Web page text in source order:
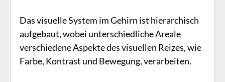
Das visuelle System im Gehirn ist hierarchisch
aufgebaut, wobei unterschiedliche Areale
verschiedene Aspekte des visuellen Reizes, wie
Farbe, Kontrast und Bewegung, verarbeiten.